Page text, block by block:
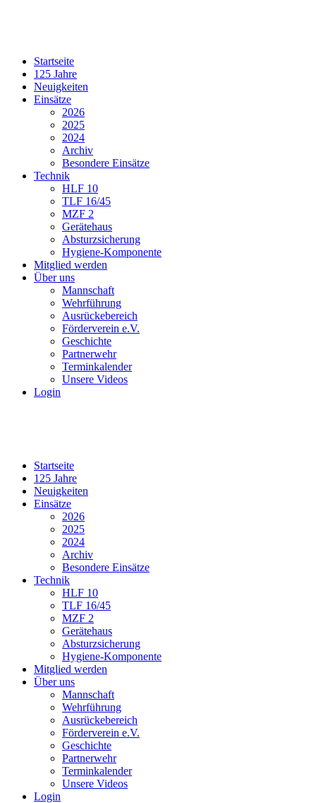
Startseite
125 Jahre
Neuigkeiten
Einsätze
2026
2025
2024
Archiv
Besondere Einsätze
Technik
HLF 10
TLF 16/45
MZF 2
Gerätehaus
Absturzsicherung
Hygiene-Komponente
Mitglied werden
Über uns
Mannschaft
Wehrführung
Ausrückebereich
Förderverein e.V.
Geschichte
Partnerwehr
Terminkalender
Unsere Videos
Login
Startseite
125 Jahre
Neuigkeiten
Einsätze
2026
2025
2024
Archiv
Besondere Einsätze
Technik
HLF 10
TLF 16/45
MZF 2
Gerätehaus
Absturzsicherung
Hygiene-Komponente
Mitglied werden
Über uns
Mannschaft
Wehrführung
Ausrückebereich
Förderverein e.V.
Geschichte
Partnerwehr
Terminkalender
Unsere Videos
Login